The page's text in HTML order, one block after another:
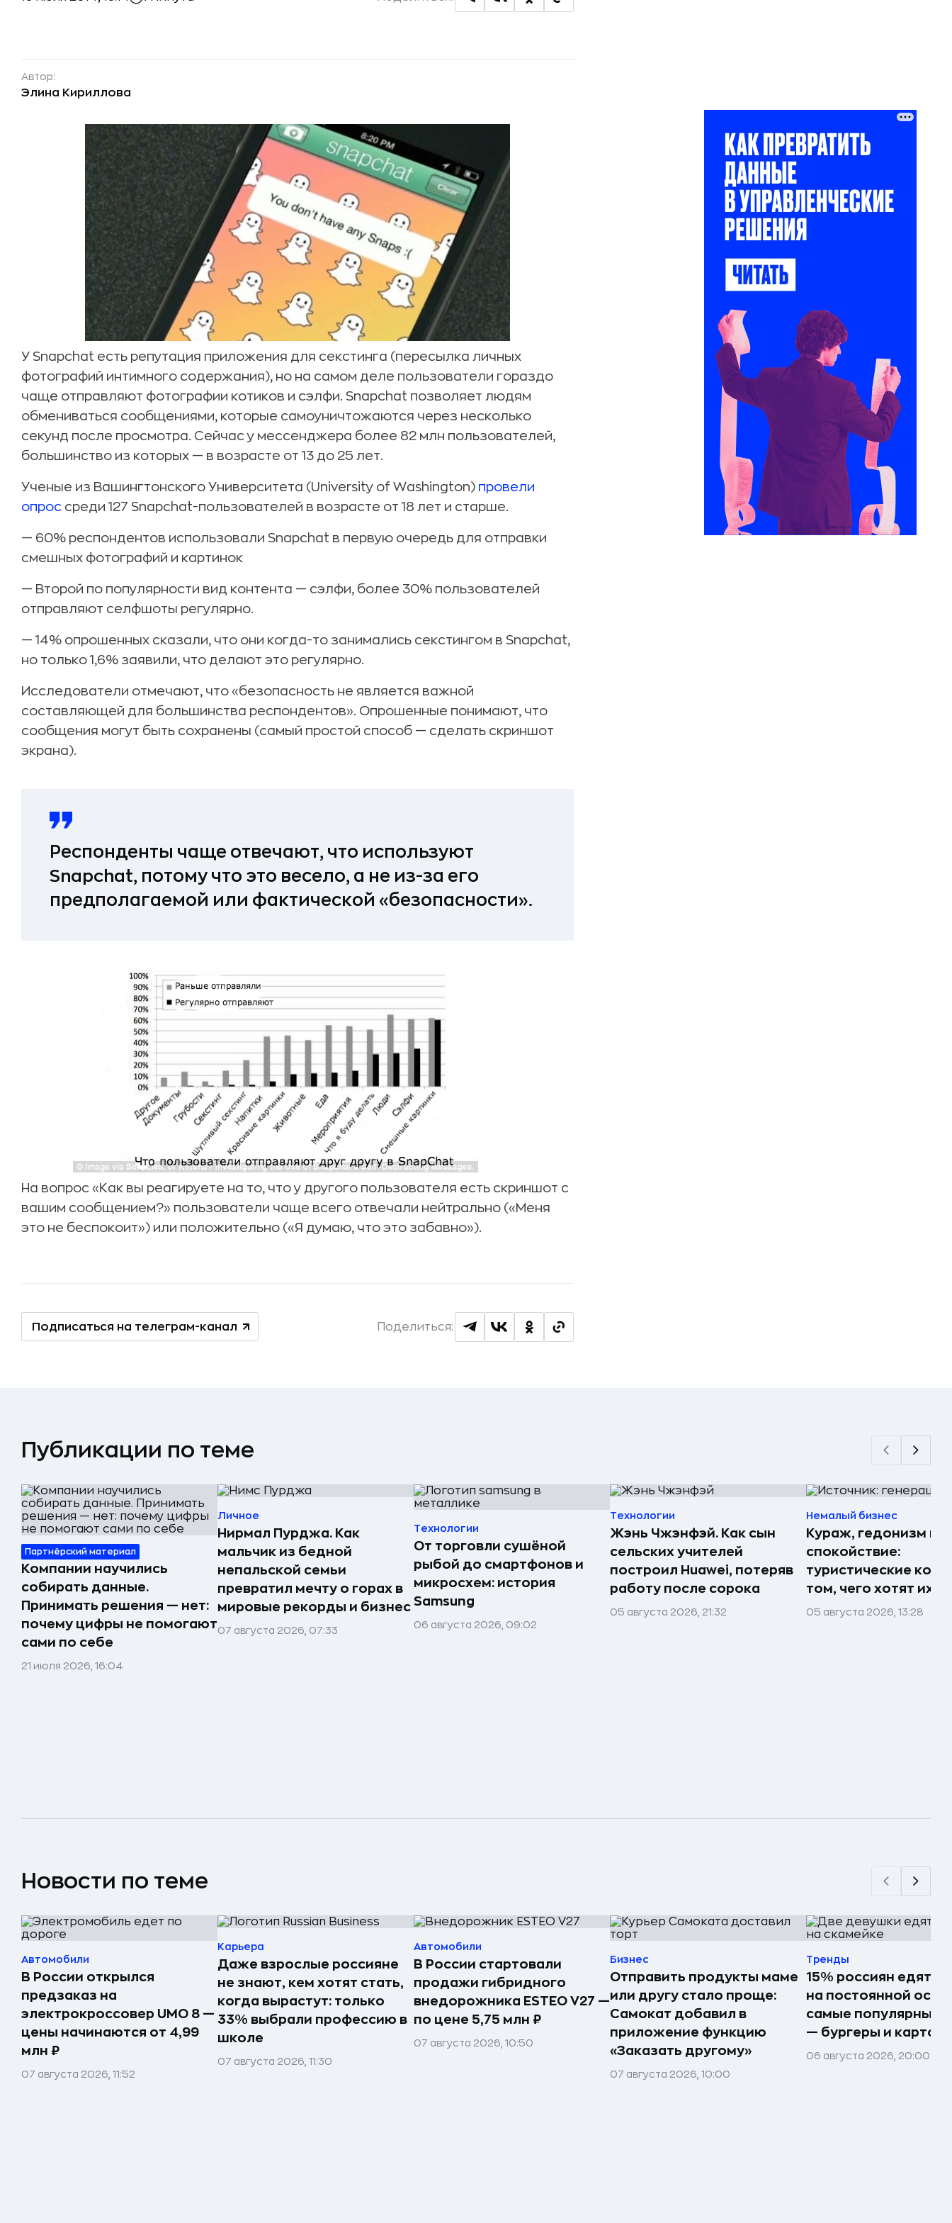
Автор:
Элина Кириллова
У Snapchat есть репутация приложения для секстинга (пересылка личных
фотографий интимного содержания), но на самом деле пользователи гораздо
чаще отправляют фотографии котиков и сэлфи. Snapchat позволяет людям
обмениваться сообщениями, которые самоуничтожаются через несколько
секунд после просмотра. Сейчас у мессенджера более 82 млн пользователей,
большинство из которых — в возрасте от 13 до 25 лет.
Ученые из Вашингтонского Университета (University of Washington) провели
опрос среди 127 Snapchat-пользователей в возрасте от 18 лет и старше.
— 60% респондентов использовали Snapchat в первую очередь для отправки
смешных фотографий и картинок
— Второй по популярности вид контента — сэлфи, более 30% пользователей
отправляют селфшоты регулярно.
— 14% опрошенных сказали, что они когда-то занимались секстингом в Snapchat,
но только 1,6% заявили, что делают это регулярно.
Исследователи отмечают, что «безопасность не является важной
составляющей для большинства респондентов». Опрошенные понимают, что
сообщения могут быть сохранены (самый простой способ — сделать скриншот
экрана).
Респонденты чаще отвечают, что используют
Snapchat, потому что это весело, а не из-за его
предполагаемой или фактической «безопасности».
На вопрос «Как вы реагируете на то, что у другого пользователя есть скриншот с
вашим сообщением?» пользователи чаще всего отвечали нейтрально («Меня
это не беспокоит») или положительно («Я думаю, что это забавно»).
Подписаться на телеграм-канал Поделиться:
Публикации по теме
Партнёрский материал
Компании научились
собирать данные.
Принимать решения — нет:
почему цифры не помогают
сами по себе
21 июля 2026, 16:04
Личное
Нирмал Пурджа. Как
мальчик из бедной
непальской семьи
превратил мечту о горах в
мировые рекорды и бизнес
07 августа 2026, 07:33
Технологии
От торговли сушёной
рыбой до смартфонов и
микросхем: история
Samsung
06 августа 2026, 09:02
Технологии
Жэнь Чжэнфэй. Как сын
сельских учителей
построил Huawei, потеряв
работу после сорока
05 августа 2026, 21:32
Немалый бизнес
Кураж, гедонизм и
спокойствие:
туристические
том, чего хотят их
05 августа 2026, 13:28
Новости по теме
Автомобили
В России открылся
предзаказ на
электрокроссовер UMO 8 —
цены начинаются от 4,99
млн ₽
07 августа 2026, 11:52
Карьера
Даже взрослые россияне
не знают, кем хотят стать,
когда вырастут: только
33% выбрали профессию в
школе
07 августа 2026, 11:30
Автомобили
В России стартовали
продажи гибридного
внедорожника ESTEO V27 —
по цене 5,75 млн ₽
07 августа 2026, 10:50
Бизнес
Отправить продукты маме
или другу стало проще:
Самокат добавил в
приложение функцию
«Заказать другому»
07 августа 2026, 10:00
Тренды
15% россиян едят
на постоянной
самые популярные
— бургеры и
06 августа 2026, 20:00